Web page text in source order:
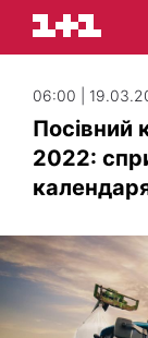
06:00 |
Посівний
2022: